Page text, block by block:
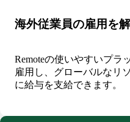
海外従業員の雇用を
Remoteの使いやすいプラ
雇用し、グローバルなリ
に給与を支給できます。